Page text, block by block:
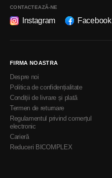
CONTACTEAZĂ-NE
Instagram Facebook
FIRMA NOASTRA
Despre noi
Politica de confidențialitate
Condiții de livrare și plată
Termen de returnare
Regulamentul privind comerțul
electronic
Carieră
Reduceri BICOMPLEX